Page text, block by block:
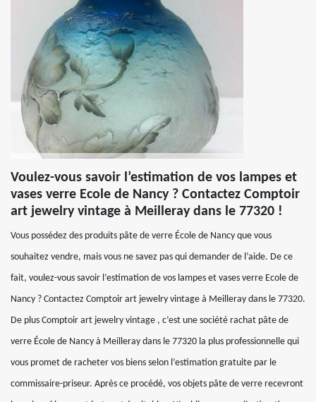
Voulez-vous savoir l’estimation de vos lampes et
vases verre Ecole de Nancy ? Contactez Comptoir
art jewelry vintage à Meilleray dans le 77320 !
Vous possédez des produits pâte de verre École de Nancy que vous
souhaitez vendre, mais vous ne savez pas qui demander de l’aide. De ce
fait, voulez-vous savoir l’estimation de vos lampes et vases verre Ecole de
Nancy ? Contactez Comptoir art jewelry vintage à Meilleray dans le 77320.
De plus Comptoir art jewelry vintage , c’est une société rachat pâte de
verre École de Nancy à Meilleray dans le 77320 la plus professionnelle qui
vous promet de racheter vos biens selon l’estimation gratuite par le
commissaire-priseur. Après ce procédé, vos objets pâte de verre recevront